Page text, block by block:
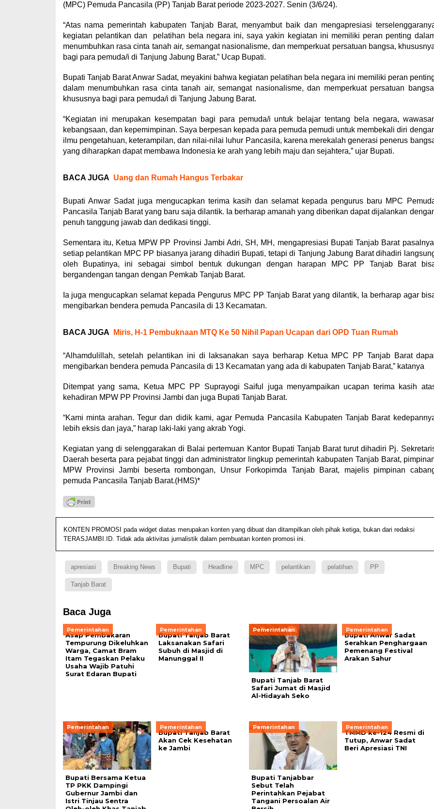
(MPC) Pemuda Pancasila (PP) Tanjab Barat periode 2023-2027. Senin (3/6/24).
“Atas nama pemerintah kabupaten Tanjab Barat, menyambut baik dan mengapresiasi
kegiatan pelantikan dan pelatihan bela negara ini, saya yakin kegiatan ini memiliki peran penting
menumbuhkan rasa cinta tanah air, semangat nasionalisme, dan memperkuat persatuan bangsa,
bagi para pemuda/i di Tanjung Jabung Barat,” Ucap Bupati.
Bupati Tanjab Barat Anwar Sadat, meyakini bahwa kegiatan pelatihan bela negara ini memiliki peran
dalam menumbuhkan rasa cinta tanah air, semangat nasionalisme, dan memperkuat persatuan
khususnya bagi para pemuda/i di Tanjung Jabung Barat.
“Kegiatan ini merupakan kesempatan bagi para pemuda/i untuk belajar tentang bela negara,
kebangsaan, dan kepemimpinan. Saya berpesan kepada para pemuda pemudi untuk membekali diri
ilmu pengetahuan, keterampilan, dan nilai-nilai luhur Pancasila, karena merekalah generasi penerus
yang diharapkan dapat membawa Indonesia ke arah yang lebih maju dan sejahtera,” ujar Bupati.
BACA JUGA Uang dan Rumah Hangus Terbakar
Bupati Anwar Sadat juga mengucapkan terima kasih dan selamat kepada pengurus baru MPC
Pancasila Tanjab Barat yang baru saja dilantik. Ia berharap amanah yang diberikan dapat dijalankan
penuh tanggung jawab dan dedikasi tinggi.
Sementara itu, Ketua MPW PP Provinsi Jambi Adri, SH, MH, mengapresiasi Bupati Tanjab Barat
setiap pelantikan MPC PP biasanya jarang dihadiri Bupati, tetapi di Tanjung Jabung Barat dihadiri
oleh Bupatinya, ini sebagai simbol bentuk dukungan dengan harapan MPC PP Tanjab Barat
bergandengan tangan dengan Pemkab Tanjab Barat.
Ia juga mengucapkan selamat kepada Pengurus MPC PP Tanjab Barat yang dilantik, Ia berharap agar
mengibarkan bendera pemuda Pancasila di 13 Kecamatan.
BACA JUGA Miris, H-1 Pembuknaan MTQ Ke 50 Nihil Papan Ucapan dari OPD Tuan Rumah
“Alhamdulillah, setelah pelantikan ini di laksanakan saya berharap Ketua MPC PP Tanjab Barat
mengibarkan bendera pemuda Pancasila di 13 Kecamatan yang ada di kabupaten Tanjab Barat,” katanya
Ditempat yang sama, Ketua MPC PP Suprayogi Saiful juga menyampaikan ucapan terima kasih
kehadiran MPW PP Provinsi Jambi dan juga Bupati Tanjab Barat.
“Kami minta arahan. Tegur dan didik kami, agar Pemuda Pancasila Kabupaten Tanjab Barat
lebih eksis dan jaya,” harap laki-laki yang akrab Yogi.
Kegiatan yang di selenggarakan di Balai pertemuan Kantor Bupati Tanjab Barat turut dihadiri Pj.
Daerah beserta para pejabat tinggi dan administrator lingkup pemerintah kabupaten Tanjab Barat,
MPW Provinsi Jambi beserta rombongan, Unsur Forkopimda Tanjab Barat, majelis pimpinan
pemuda Pancasila Tanjab Barat.(HMS)*
KONTEN PROMOSI pada widget diatas merupakan konten yang dibuat dan ditampilkan oleh pihak ketiga, bukan dari redaksi
TERASJAMBI.ID. Tidak ada aktivitas jurnalistik dalam pembuatan konten promosi ini.
apresiasi Breaking News Bupati Headline MPC pelantikan pelatihan PP
Tanjab Barat
Baca Juga
Pemerintahan
Asap Pembakaran
Tempurung Dikeluhkan
Warga, Camat Bram
Itam Tegaskan Pelaku
Usaha Wajib Patuhi
Surat Edaran Bupati
Pemerintahan
Bupati Tanjab Barat
Laksanakan Safari
Subuh di Masjid di
Manunggal II
Pemerintahan
Bupati Tanjab Barat
Safari Jumat di Masjid
Al-Hidayah Seko
Pemerintahan
Bupati Anwar Sadat
Serahkan Penghargaan
Pemenang Festival
Arakan Sahur
Pemerintahan
Bupati Bersama Ketua
TP PKK Dampingi
Gubernur Jambi dan
Istri Tinjau Sentra
Pemerintahan
Bupati Tanjab Barat
Akan Cek Kesehatan
ke Jambi
Pemerintahan
Bupati Tanjabbar
Sebut Telah
Perintahkan Pejabat
Tangani Persoalan Air
Pemerintahan
TMMD ke-124 Resmi di
Tutup, Anwar Sadat
Beri Apresiasi TNI